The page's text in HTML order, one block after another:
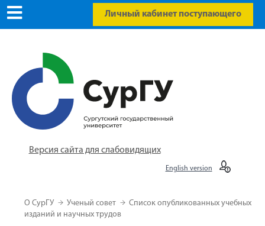
Личный кабинет поступающего
Версия сайта для слабовидящих
English version
О СурГУ Ученый совет
Список опубликованных учебных
изданий и научных трудов